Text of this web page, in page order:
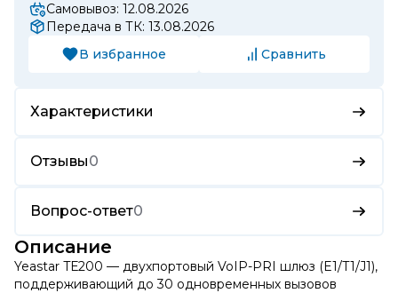
Самовывоз: 12.08.2026
Передача в ТК: 13.08.2026
В избранное
Сравнить
Характеристики
Отзывы0
Вопрос-ответ0
Описание
Yeastar TЕ200 — двухпортовый VoIP-PRI шлюз (E1/T1/J1),
поддерживающий до 30 одновременных вызовов